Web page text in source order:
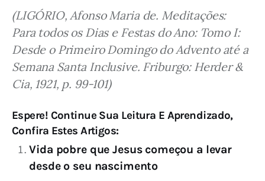
(LIGÓRIO, Afonso Maria de. Meditações:
Para todos os Dias e Festas do Ano: Tomo I:
Desde o Primeiro Domingo do Advento até a
Semana Santa Inclusive. Friburgo: Herder &
Cia, 1921, p. 99-101)
Espere! Continue Sua Leitura E Aprendizado,
Confira Estes Artigos:
Vida pobre que Jesus começou a levar
desde o seu nascimento